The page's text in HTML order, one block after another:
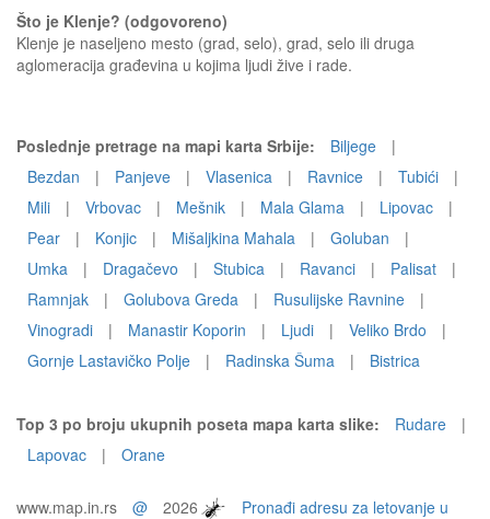
Što je Klenje? (odgovoreno)
Klenje je naseljeno mesto (grad, selo), grad, selo ili druga
aglomeracija građevina u kojima ljudi žive i rade.
Poslednje pretrage na mapi karta Srbije: Biljege
|
Bezdan
| Panjeve | Vlasenica | Ravnice | Tubići
|
Mili
| Vrbovac | Mešnik | Mala Glama | Lipovac
|
Pear
| Konjic | Mišaljkina Mahala | Goluban
|
Umka
| Dragačevo | Stubica | Ravanci | Palisat
|
Ramnjak
| Golubova Greda | Rusulijske Ravnine
|
Vinogradi
| Manastir Koporin | Ljudi | Veliko Brdo
|
Gornje Lastavičko Polje
| Radinska Šuma | Bistrica
Top 3 po broju ukupnih poseta mapa karta slike: Rudare
|
Lapovac
| Orane
www.map.in.rs @ 2026
Pronađi adresu za letovanje u